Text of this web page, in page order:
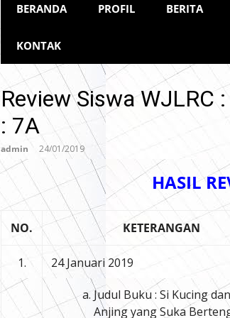
BERANDA PROFIL BERITA
KONTAK
Review Siswa WJLRC
: 7A
admin 24/01/2019
HASIL
NO. KETERANGAN
1. 24 Januari 2019
Judul Buku : Si Kucing
Anjing yang Suka